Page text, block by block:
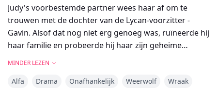
Judy's voorbestemde partner wees haar af om te
trouwen met de dochter van de Lycan-voorzitter -
Gavin. Alsof dat nog niet erg genoeg was, ruïneerde hij
haar familie en probeerde hij haar zijn geheime
ooit met jou!"
MINDER LEZEN
Alfa Drama Onafhankelijk Weerwolf Wraak